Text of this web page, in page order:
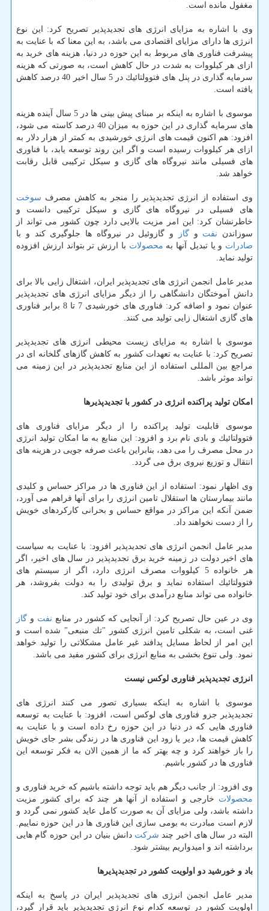
مغفول مانده است.
وی با اشاره به مزایای انرژی های تجدیدپذیر تصریح كرد: این نوع
انرژی ها دارای مزایای اقتصادی می باشد، به این معنا كه با عنایت به
پیشرفت فناوری های مربوط به این حوزه در دنیا، هزینه های خرید به
ازای هر كیلووات به شدت در حال كاهش است، به صورتی كه هزینه
سرمایه گذاری در پنل های فتوولتائیك در 5 سال اخیر 40 درصد كاهش
یافته است.
موسوی با اشاره به اینكه بر مبنای پیش بینی ها در 5 سال آینده هزینه
های سرمایه گذاری در این حوزه به میزان 40 درصد كاسته می شود،
افزود: هم اكنون قیمت های انرژی خورشیدی به كمتر از هزار دلار به
ازای هر كیلووات رسیده است و اگر این روند توسعه یابد، با فناوری
های فسیلی مانند نیروگاه های گازی و سیكل تركیبی قابل رقابت
خواهد شد.
وی استفاده از انرژی تجدیدپذیر را منجر به كاهش مصرف سوخت
های فسیلی در نیروگاه های گازی و سیكل تركیبی دانست و
خاطرنشان كرد: این امر مزیت بالایی دارد چون كشور می تواند از
سوزاندن نفت وگاز
و گازوئیل در نیروگاه ها جلوگیری كند و با
صادرات و یا تبدیل آنها به محصولات با ارزش تر بتواند ارزش افزوده
تولید نماید.
مدیر عامل انجمن انرژی های تجدیدپذیر ایران، اشتغال زایی بالا برای
دانش آموختگان دانشگاهی را از دیگر مزایای انرژی های تجدیدپذیر
عنوان نمود و اضافه كرد: فناوری های خورشیدی 7 تا 8 برابر فناوری
های گازی اشتغال زایی تولید می كنند.
موسوی با اشاره به مزایای زیست محیطی انرژی های تجدیدپذیر
تصریح كرد: با عنایت به تعهدات كشور به كاهش گازهای گلخانه ای در
مراجع بین المللی استفاده از این منابع تجدیدپذیر در این زمینه می
تواند موثر باشد.
امكان تولید پراكنده انرژی در كشور با تجدیدپذیرها
موسوی قابلیت تولید پراكنده را از دیگر مزایای فناوری های
فتوولتائیك و بادی نام برد و افزود: این منابع به ما امكان تولید انرژی
در محل مصرف را می دهد، بنابراین باعث صرفه جویی در هزینه های
انتقال و توزیع نیروی برق می گردد.
وی اظهار نمود: استفاده از این فناوری ها در مراكز حساس و كلیدی
مانند بیمارستان ها استقلال تامین انرژی را برای آنها فراهم می آورد،
ضمن آنكه این مراكز در مواقع حساس و بحرانی كاركردهای خویش
را از دست نخواهند داد.
مدیر عامل انجمن انرژی های تجدیدپذیر افزود: با عنایت به سیاست
های اخیر دولت در زمینه خرید برق تجدیدپذیر در سال های اخیر، اگر
هر خانواده 5 كیلووات مصرف انرژی دارد، اگر از سیستم های
فتوولتائیك استفاده نماید و برق تولیدی را به دولت بفروشد، هر
خانواده می تواند منابع درآمدی برای خود تولید كند.
وی در عین حال تصریح كرد: از آنجایی كه كشور در منابع نفت و گاز
غنی است، به شكلی تامین انرژی كشور "تك منبعی" شده است و
این امر از لحاظ مسایل پدافند غیر عامل مشكلاتی را تولید خواهد
نمود. ولی تنوع بخشی به منابع انرژی برای كشور مفید می باشد.
انرژی تجدیدپذیر فناوری لوكس نیست
موسوی با اشاره به اینكه بسیاری تصور می كنند انرژی های
تجدیدپذیر جزو فناوری های لوكس است، افزود: با عنایت به توسعه
فناوری هایی كه در دنیا در این حوزه رخ داده است و با عنایت به
كاهش قیمت ها، دیر یا زود این فناوری ها در زندگی بشر جای خویش
را باز خواهند كرد و چه بهتر كه ما از همین الان به فكر توسعه این
فناوری ها در كشور باشیم.
وی افزود: از جانب دیگر هم باید توجه داشته باشیم كه خرید فناوری و
محصولات خارجی و استفاده از آنها هر چند كه برای كشور مزیت
داشته باشد، ولی مزایای آن به صورت كامل عاید كشور نمی گردد و
لازم است مبادرت به بومی سازی این فناوری ها در این حوزه نماییم.
البته در سال های اخیر چند شركت دانش بنیان در این حوزه گام هایی
برداشته اند و امیدواریم بیشتر شود.
باد و خورشید دو اولویت كشور در تجدیدپذیرها
مدیر عامل انجمن انرژی های تجدیدپذیر ایران در پاسخ به اینكه
اولویت كشور در توسعه كدام نوع انرژی تجدیدپذیر باید قرار گیرد،